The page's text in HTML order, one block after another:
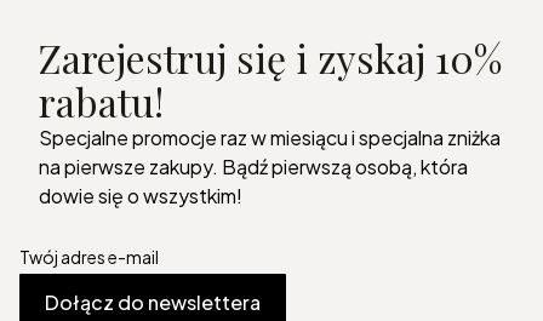
Zarejestruj się i zyskaj 10%
rabatu!
Specjalne promocje raz w miesiącu i specjalna zniżka
na pierwsze zakupy. Bądź pierwszą osobą, która
dowie się o wszystkim!
Twój adres e-mail
Dołącz do newslettera